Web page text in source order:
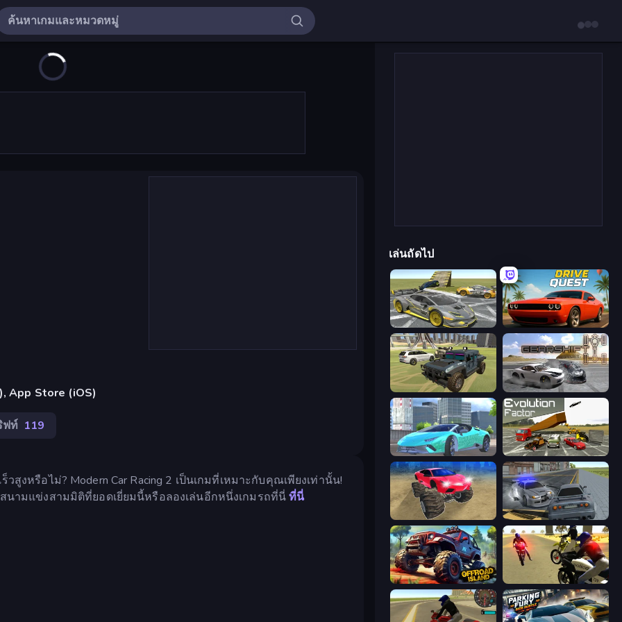
App Store (iOS)
ฟท์ 119
หรือไม่? Modern Car Racing 2 เป็นเกมที่เหมาะกับคุณเพียงเท่านั้น!
ามแข่งสามมิติที่ยอดเยี่ยมนี้หรือลองเล่นอีกหนึ่งเกมรถที่นี่ที่นี่
เล่นถัดไป
Wrong Way Drive Quest
4x4 Offroader Gearshift One
Real City Driver Evolution Factor
RCC City Racing
Offroad Island 3D Moto Simulator 2